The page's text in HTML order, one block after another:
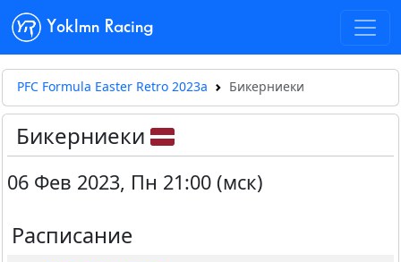
Yoklmn Racing
PFC Formula Easter Retro 2023a Бикерниеки
Бикерниеки
06 Фев 2023, Пн 21:00 (мск)
Расписание